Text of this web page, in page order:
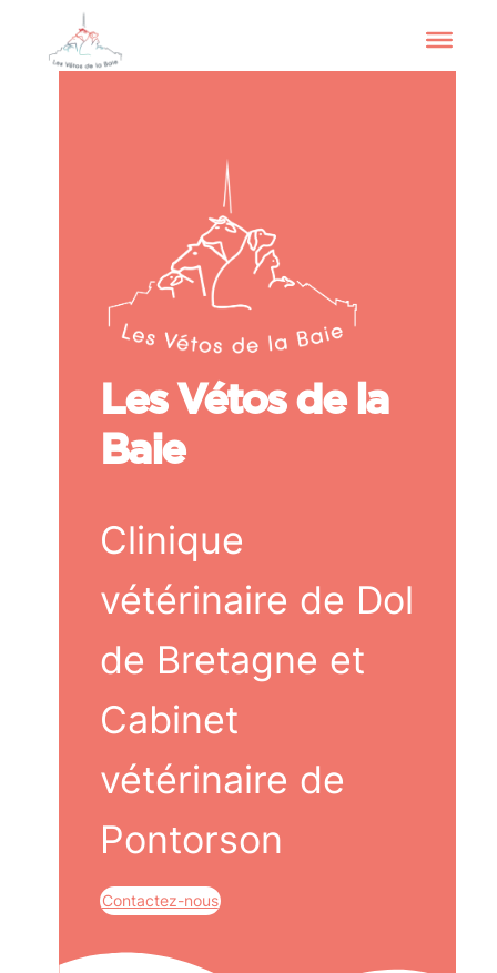
Les Vétos de la
Baie
Clinique
vétérinaire de Dol
de Bretagne et
Cabinet
vétérinaire de
Pontorson
Contactez-nous